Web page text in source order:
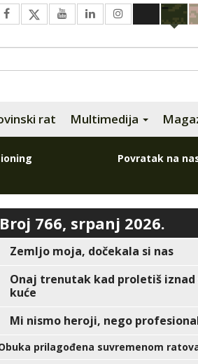
rat Multimedija
Povratak na
Broj 766, srpanj 2026.
Zemljo moja, dočekala si nas
Onaj trenutak kad proletiš iznad
kuće
Mi nismo heroji, nego
prilagođena suvremenom